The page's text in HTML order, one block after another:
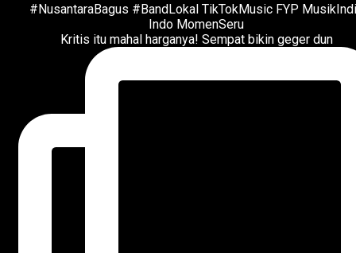
Kritis itu mahal harganya! Sempat bikin geger dun